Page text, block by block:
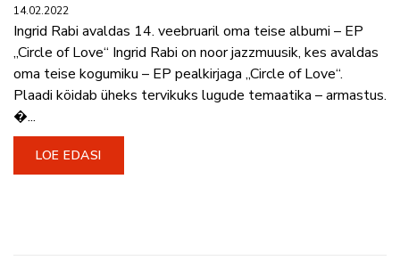
14.02.2022
Ingrid Rabi avaldas 14. veebruaril oma teise albumi – EP
„Circle of Love“ Ingrid Rabi on noor jazzmuusik, kes avaldas
oma teise kogumiku – EP pealkirjaga „Circle of Love“.
Plaadi köidab üheks tervikuks lugude temaatika – armastus.
�...
LOE EDASI